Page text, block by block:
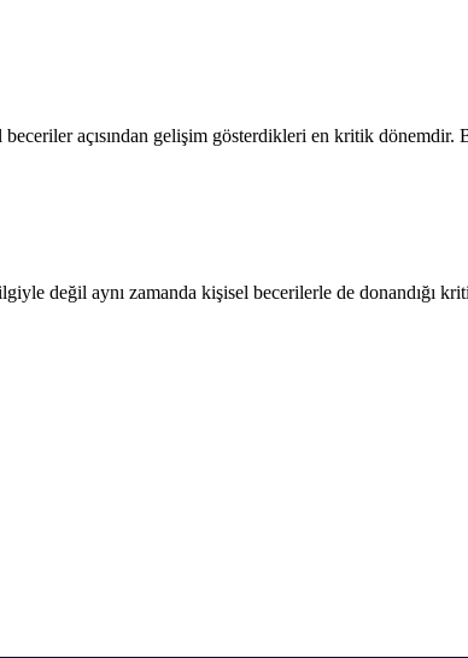
açısından gelişim gösterdikleri en kritik dönemdir.
değil aynı zamanda kişisel becerilerle de donandığı